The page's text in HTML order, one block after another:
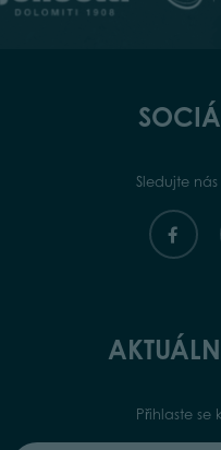
Sledujte
Přihlaste se